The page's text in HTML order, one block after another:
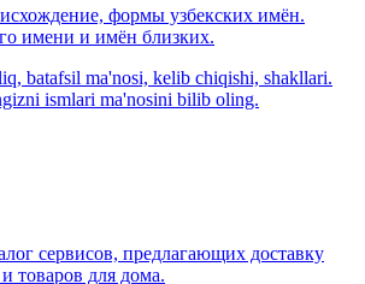
формы узбекских имён.
имени и имён близких.
batafsil ma'nosi, kelib chiqishi, shakllari.
ismlari ma'nosini bilib oling.
сервисов, предлагающих доставку
товаров для дома.